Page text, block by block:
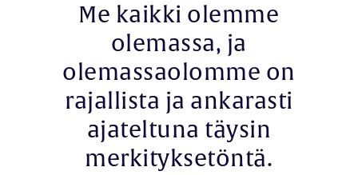
Me kaikki olemme
olemassa, ja
olemassaolomme on
rajallista ja ankarasti
ajateltuna täysin
merkityksetöntä.